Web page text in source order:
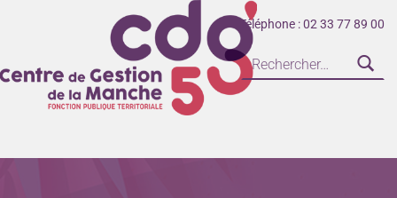
Téléphone : 02 33 77 89 00